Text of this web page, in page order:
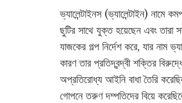
ভ্যালেন্টাইনস (ভ্যালেন্টাইন) নামে
ছুটির সাথে যুক্ত হয়েছেন এবং তারা
যাজকের গল্প নির্দেশ করে, যার নাম
কারণ তার প্রতিদ্বন্দ্বী শক্তির
অপ্রতিরোধ্য আইনি বাধা তৈরি
গোপনে তরুণ দম্পতিদের বিয়ে